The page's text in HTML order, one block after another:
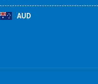
AUD